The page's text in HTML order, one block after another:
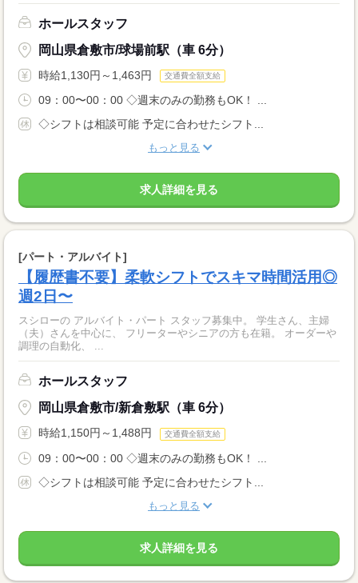
ホールスタッフ
岡山県倉敷市/球場前駅（車 6分）
時給1,130円～1,463円 交通費全額支給
09：00〜00：00 ◇週末のみの勤務もOK！ ...
◇シフトは相談可能 予定に合わせたシフト...
もっと見る
求人詳細を見る
[パート・アルバイト]
【履歴書不要】柔軟シフトでスキマ時間活用◎
週2日〜
スシローの アルバイト・パート スタッフ募集中。 学生さん、主婦
（夫）さんを中心に、 フリーターやシニアの方も在籍。 オーダーや
調理の自動化、 ...
ホールスタッフ
岡山県倉敷市/新倉敷駅（車 6分）
時給1,150円～1,488円 交通費全額支給
09：00〜00：00 ◇週末のみの勤務もOK！ ...
◇シフトは相談可能 予定に合わせたシフト...
もっと見る
求人詳細を見る